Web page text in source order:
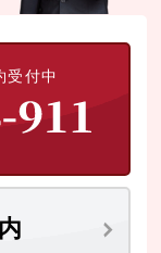
受付中